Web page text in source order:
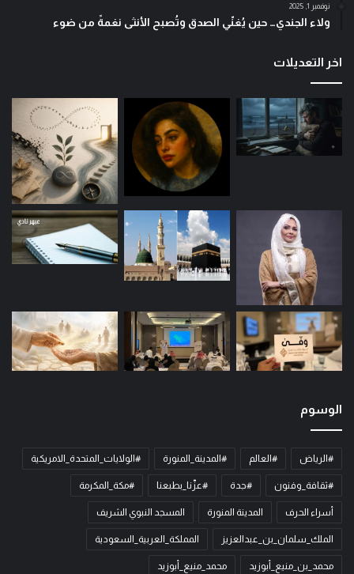
نوفمبر 1, 2025
ولاء الجندي… حين يُغنّي الصدق وتُصبح الأنثى نغمةً من ضوء
اخر التعديلات
الوسوم
#الرياض #العالم #المدينة_المنورة #الولايات_المتحدة_الامريكية
#ثقافة_وفنون #جدة #عزّنا_بطبعنا #مكة_المكرمة
أسراء الحرف المدينة المنورة المسجد النبوي الشريف
الملك_سلمان_بن_عبدالعزيز المملكة_العربية_السعودية
محمد_بن_منيع_أبوزيد محمد_منيع_أبوزيد